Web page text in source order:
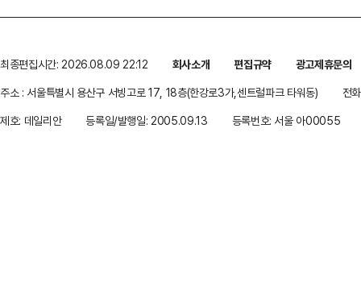
최종편집시간: 2026.08.09 22:12 회사소개 편집규약
광고제휴문의
주소 : 서울특별시 용산구 서빙고로 17, 18층(한강로3가,센트럴파크 타워동)
전
제호: 데일리안
등록일/발행일: 2005.09.13 등록번호: 서울 아00055